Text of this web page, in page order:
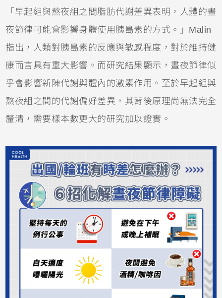
「早起組與熬夜組之間脂肪代謝差異表明，人體的晝
夜節律可能會影響身體使用胰島素的方式。」Malin
指出，人類對胰島素的反應與敏感程度，對於維持健
康而言具有重大影響。而研究結果顯示，晝夜節律似
乎會影響新陳代謝與體內的激素作用。至於早起組與
熬夜組之間的代謝偏好差異，其背後原理尚無法完全
釐清，需要樣本數更大的研究加以證實。